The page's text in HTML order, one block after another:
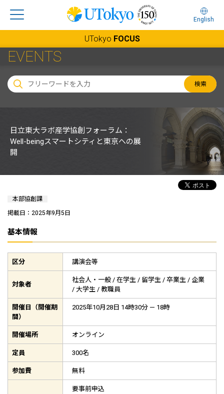
English
UTokyo FOCUS
EVENTS
検索
日立東大ラボ産学協創フォーラム：
Well-beingスマートシティと東京への展
開
本部協創課
掲載日：2025年9月5日
基本情報
区分 講演会等
対象者
社会人・一般 / 在学生 / 留学生 / 卒業生 / 企業
/ 大学生 / 教職員
開催日（開催期
間）
2025年10月28日 14時30分 — 18時
開催場所 オンライン
定員 300名
参加費 無料
要事前申込